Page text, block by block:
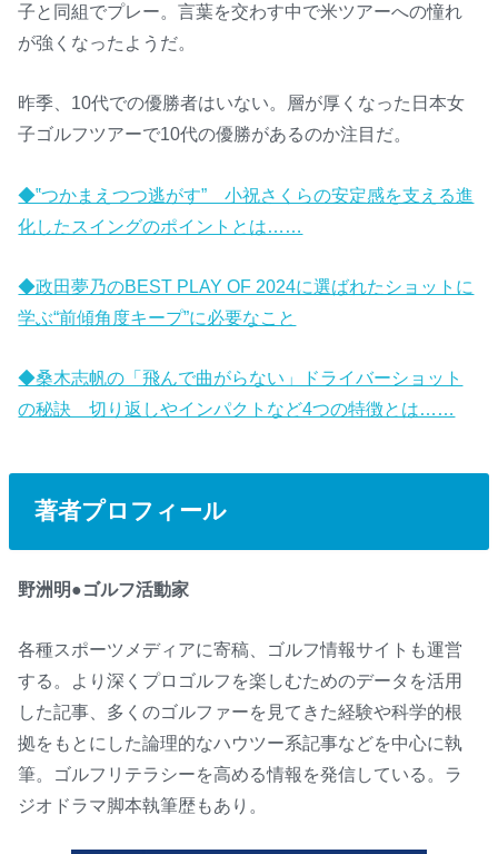
子と同組でプレー。言葉を交わす中で米ツアーへの憧れ
が強くなったようだ。
昨季、10代での優勝者はいない。層が厚くなった日本女
子ゴルフツアーで10代の優勝があるのか注目だ。
◆‟つかまえつつ逃がす” 小祝さくらの安定感を支える進
化したスイングのポイントとは……
◆政田夢乃のBEST PLAY OF 2024に選ばれたショットに
学ぶ“前傾角度キープ”に必要なこと
◆桑木志帆の「飛んで曲がらない」ドライバーショット
の秘訣 切り返しやインパクトなど4つの特徴とは……
著者プロフィール
野洲明●ゴルフ活動家
各種スポーツメディアに寄稿、ゴルフ情報サイトも運営
する。より深くプロゴルフを楽しむためのデータを活用
した記事、多くのゴルファーを見てきた経験や科学的根
拠をもとにした論理的なハウツー系記事などを中心に執
筆。ゴルフリテラシーを高める情報を発信している。ラ
ジオドラマ脚本執筆歴もあり。